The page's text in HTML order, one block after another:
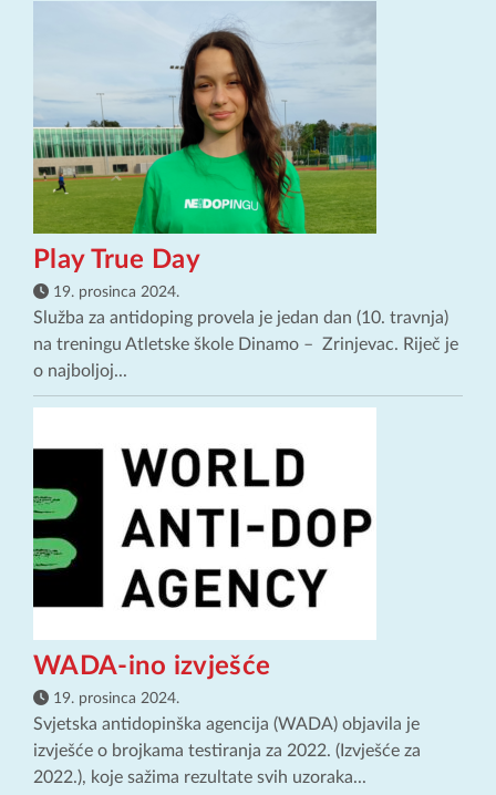
Play True Day
19. prosinca 2024.
Služba za antidoping provela je jedan dan (10. travnja)
na treningu Atletske škole Dinamo – Zrinjevac. Riječ je
o najboljoj...
WADA-ino izvješće
19. prosinca 2024.
Svjetska antidopinška agencija (WADA) objavila je
izvješće o brojkama testiranja za 2022. (Izvješće za
2022.), koje sažima rezultate svih uzoraka...